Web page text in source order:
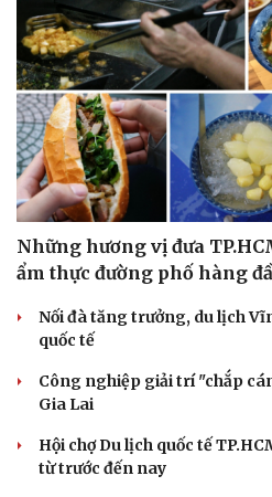
Những hương vị đưa
ẩm thực đường phố hàng
Nối đà tăng trưởng, du lịch
quốc tế
Công nghiệp giải trí "chắp
Gia Lai
Hội chợ Du lịch quốc tế
từ trước đến nay